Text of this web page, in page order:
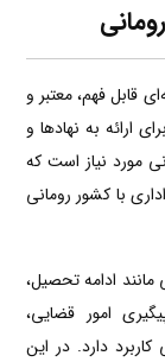
قابل فهم، معتبر و
ارائه به نهادها و
مورد نیاز است که
با کشور رومانی
مانند ادامه تحصیل،
امور قضایی،
کاربرد دارد. در این